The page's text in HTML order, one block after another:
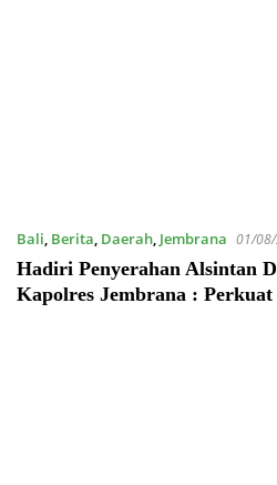
Bali, Berita, Daerah, Jembrana 01/
Hadiri Penyerahan Alsintan
Kapolres Jembrana :